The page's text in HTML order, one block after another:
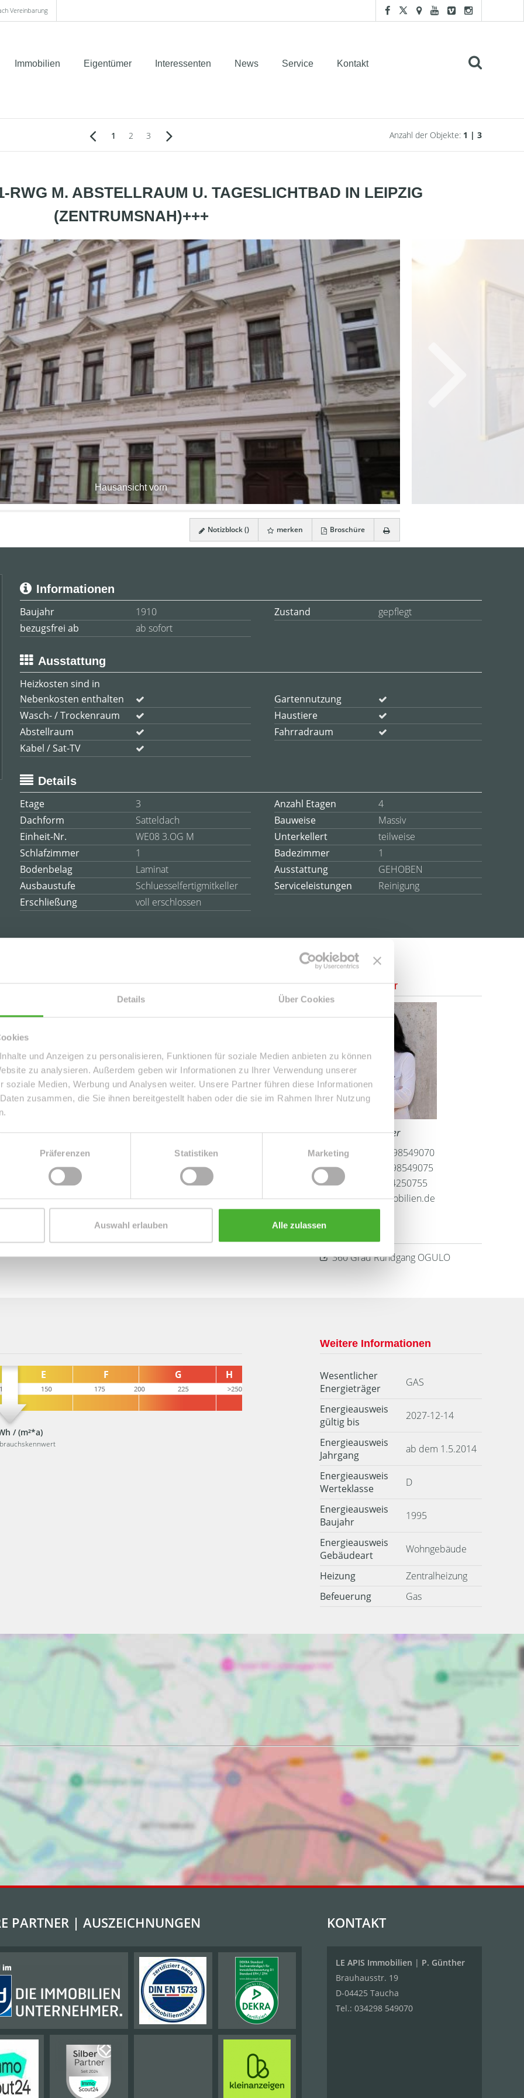
Details Über Cookies
und Anzeigen zu personalisieren, Funktionen für soziale Medien anbieten zu können
zu analysieren. Außerdem geben wir Informationen zu Ihrer Verwendung unserer
soziale Medien, Werbung und Analysen weiter. Unsere Partner führen diese Informationen
zusammen, die Sie ihnen bereitgestellt haben oder die sie im Rahmen Ihrer Nutzung
Präferenzen Statistiken Marketing
Auswahl erlauben Alle zulassen
Vereinbarung
Immobilien Eigentümer Interessenten News Service Kontakt
1 2 3 Anzahl der Objekte: 1 | 3
RWG M. ABSTELLRAUM U. TAGESLICHTBAD IN LEIPZIG
(ZENTRUMSNAH)+++
Hausansicht vorn
Notizblock () merken Broschüre
Informationen
Baujahr
1910 Zustand
gepflegt
bezugsfrei ab
ab sofort
Ausstattung
Heizkosten sind in
Nebenkosten enthalten
Gartennutzung
Wasch- / Trockenraum
Haustiere
Abstellraum
Fahrradraum
Kabel / Sat-TV
Details
Etage
3 Anzahl Etagen
4
Dachform
Satteldach Bauweise
Massiv
Einheit-Nr.
WE08 3.OG M Unterkellert
teilweise
Schlafzimmer
1 Badezimmer
1
Bodenbelag
Laminat Ausstattung
GEHOBEN
Ausbaustufe
Schluesselfertigmitkeller Serviceleistungen
Reinigung
Erschließung
voll erschlossen
Nebenstraße unweit des Leipziger Zentrums.
Tageslichbad inkl. Dusche und
halber Treppe) ausgestattet. Der schöne sowie
Freunden ein und bietet den Mietern des Hauses
die Wäsche zu trocknen.
Ansprechpartner
Frau Peggy Günther
Telefon: 004934298549070
Telefax: 004934298549075
Mobil: 004915254250755
info@le-apis-immobilien.de
360 Grad Rundgang OGULO
/ (m²*a)
Weitere Informationen
Wesentlicher
Energieträger
GAS
Energieausweis
gültig bis
2027-12-14
Energieausweis
Jahrgang
ab dem 1.5.2014
Energieausweis
Werteklasse
D
Energieausweis
Baujahr
1995
Energieausweis
Gebäudeart
Wohngebäude
Heizung
Zentralheizung
Befeuerung
Gas
PARTNER | AUSZEICHNUNGEN KONTAKT
LE APIS Immobilien | P. Günther
Brauhausstr. 19
D-04425 Taucha
Tel.: 034298 549070